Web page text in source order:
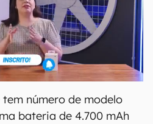
tem número de modelo
bateria de 4.700 mAh